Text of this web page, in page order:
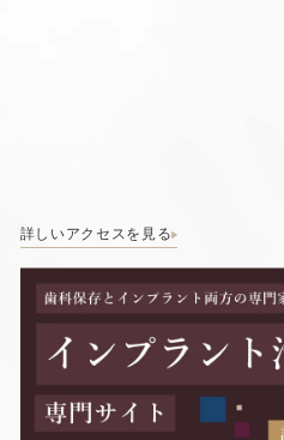
詳しいアクセスを見る